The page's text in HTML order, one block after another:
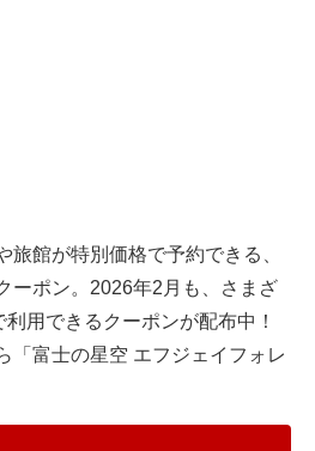
旅館が特別価格で予約できる、
ーポン。2026年2月も、さまざ
用できるクーポンが配布中！
「富士の星空 エフジェイフォレ